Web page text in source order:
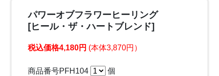
パワーオブフラワーヒーリング
[ヒール・ザ・ハートブレンド]
税込価格4,180円 (本体3,870円）
商品番号PFH104
個